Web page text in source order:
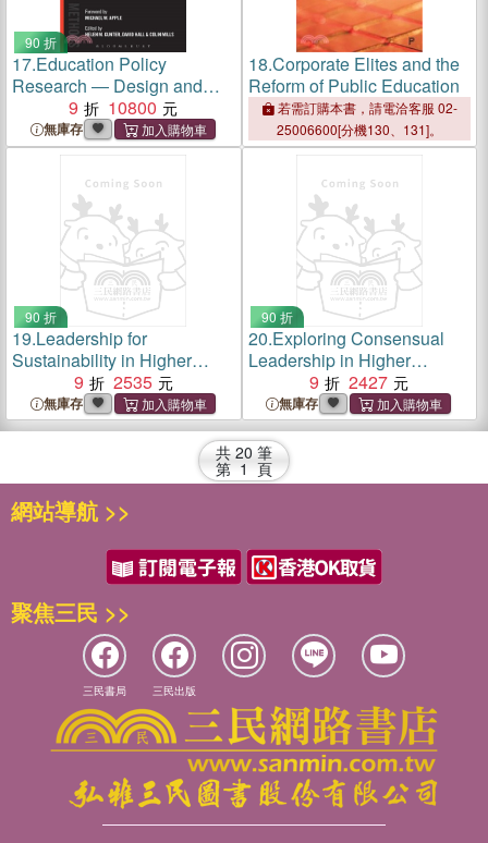
90 折
17.Education Policy
Research ― Design and
Practice at a Time of Rapid
Reform
9 10800
無庫存
18.Corporate Elites and the
Reform of Public Education
若需訂購本書，請電洽客服 02-
25006600[分機130、131]。
90 折
19.Leadership for
Sustainability in Higher
Education
9 2535
無庫存
90 折
20.Exploring Consensual
Leadership in Higher
Education ― Co-operation,
Collaboration and
Partnership
9 2427
無庫存
共 20 筆
第 1 頁
網站導航 >>
聚焦三民 >>
三民書局 三民出版